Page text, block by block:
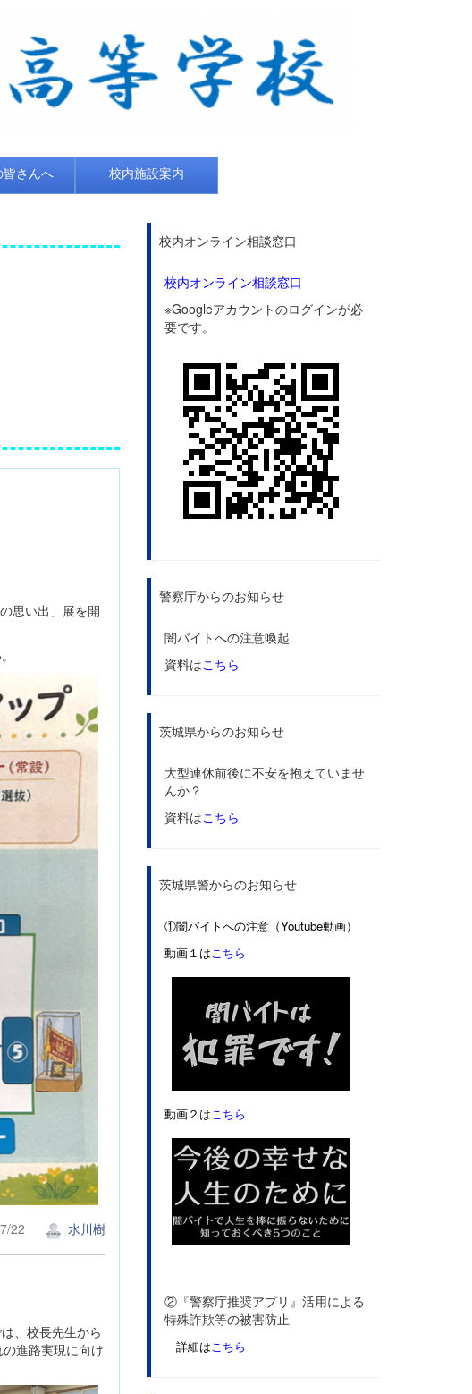
さんへ 校内施設案内
思い出」展を開
22 水川樹
、校長先生から
進路実現に向け
校内オンライン相談窓口
校内オンライン相談窓口
※Googleアカウントのログインが必
要です。
警察庁からのお知らせ
闇バイトへの注意喚起
資料はこちら
茨城県からのお知らせ
大型連休前後に不安を抱えていませ
んか？
資料はこちら
茨城県警からのお知らせ
①闇バイトへの注意（Youtube動画）
動画１はこちら
動画２はこちら
②『警察庁推奨アプリ』活用による
特殊詐欺等の被害防止
詳細はこちら